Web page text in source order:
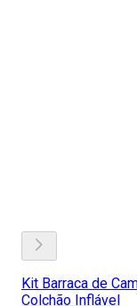
Kit Barraca de
Colchão Inflável